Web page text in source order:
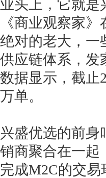
业头上，它就是
《商业观察家
绝对的老大，一
供应链体系，发
数据显示，截止
万单。
兴盛优选的前身
销商聚合在一起
完成M2C的交易